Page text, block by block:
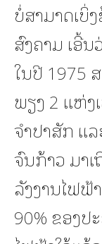
ບໍ່ສາມາດເ
ສົງຄາມ ເອີ້
ໃນປີ 1975
ພຽງ 2 ແຫ່ງ
ຈໍາປາສັກ ແ
ຈົນກ້າວ ມາ
ລັງງານໄຟຟ້
90% ຂອງປ